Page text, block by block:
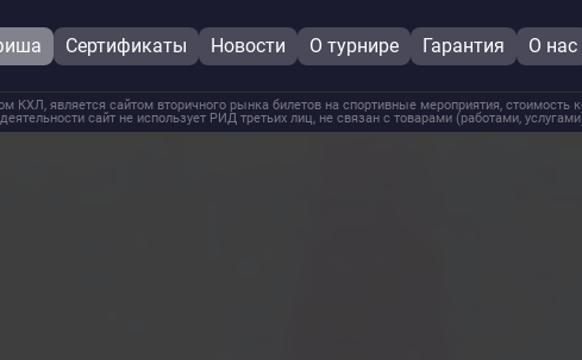
Сертификаты Новости О турнире Гарантия О нас
является сайтом вторичного рынка билетов на спортивные мероприятия, стоимость
деятельности сайт не использует РИД третьих лиц, не связан с товарами (работами,